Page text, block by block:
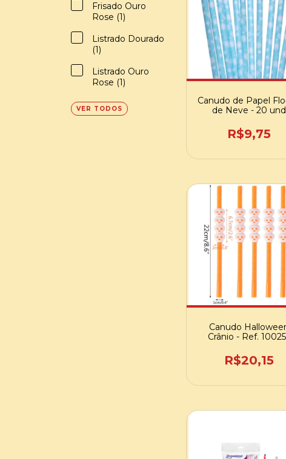
Frisado Ouro
Rose (1)
Listrado Dourado
(1)
Listrado Ouro
Rose (1)
VER TODOS
Canudo de Papel
de Neve - 20 und
R$9,75
Canudo
Crânio - Ref.
R$20,15